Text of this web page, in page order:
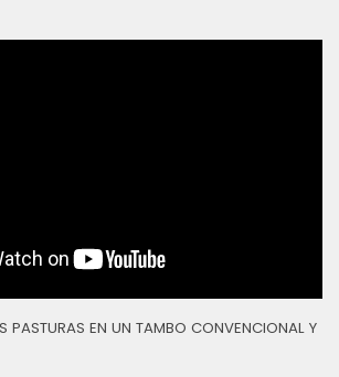
PASTURAS EN UN TAMBO CONVENCIONAL Y